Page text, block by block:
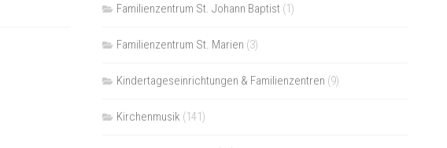
Familienzentrum St. Johann Baptist(1)
Familienzentrum St. Marien (3)
Kindertageseinrichtungen & Familienzentren (9)
Kirchenmusik (141)